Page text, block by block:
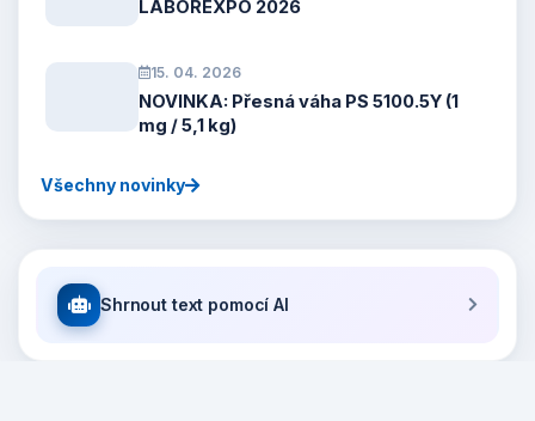
LABOREXPO 2026
15. 04. 2026
NOVINKA: Přesná váha PS 5100.5Y (1
mg / 5,1 kg)
Všechny novinky
Shrnout text pomocí AI